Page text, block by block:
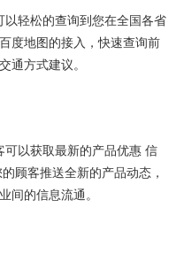
轻松的查询到您在全国各省
度地图的接入，快速查询前
通方式建议。
以获取最新的产品优惠 信
顾客推送全新的产品动态，
间的信息流通。